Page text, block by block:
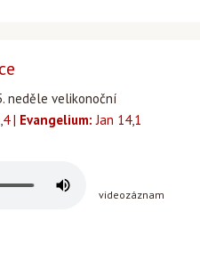
neděle velikonoční
| Evangelium: Jan 14,1
videozáznam